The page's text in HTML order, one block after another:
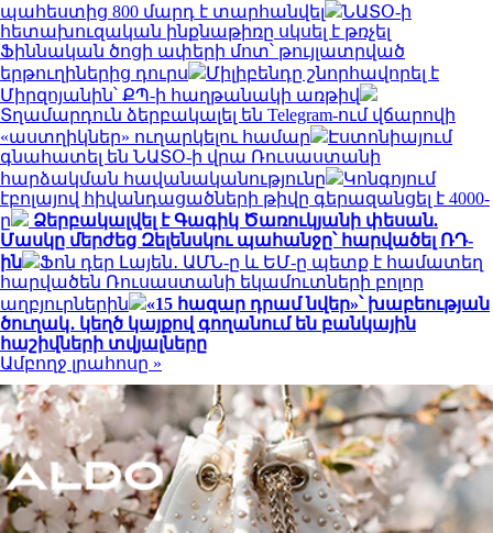
պահեստից 800 մարդ է տարհանվել
ՆԱՏՕ-ի
հետախուզական ինքնաթիռը սկսել է թռչել
Ֆիննական ծոցի ափերի մոտ՝ թույլատրված
երթուղիներից դուրս
Միլիբենդը շնորհավորել է
Միրզոյանին՝ ՔՊ-ի հաղթանակի առթիվ
Տղամարդուն ձերբակալել են Telegram-ում վճարովի
«աստղիկներ» ուղարկելու համար
Էստոնիայում
գնահատել են ՆԱՏՕ-ի վրա Ռուսաստանի
հարձակման հավանականությունը
Կոնգոյում
էբոլայով հիվանդացածների թիվը գերազանցել է 4000-
ը
Ձերբակալվել է Գագիկ Ծառուկյանի փեսան.
Մասկը մերժեց Զելենսկու պահանջը՝ հարվածել ՌԴ-
ին
Ֆոն դեր Լայեն․ ԱՄՆ-ը և ԵՄ-ը պետք է համատեղ
հարվածեն Ռուսաստանի եկամուտների բոլոր
աղբյուրներին
«15 հազար դրամ նվեր»՝ խաբեության
ծուղակ․ կեղծ կայքով գողանում են բանկային
հաշիվների տվյալները
Ամբողջ լրահոսը »